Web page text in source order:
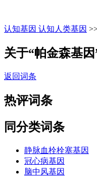
认知基因 认知人类基因
关于“帕金森基
返回词条
热评词条
同分类词条
静脉血栓栓塞基因
冠心病基因
脑中风基因